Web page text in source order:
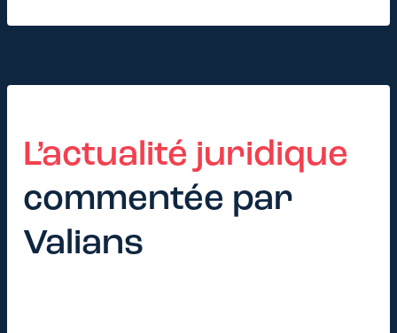
L’actualité juridique
commentée par
Valians